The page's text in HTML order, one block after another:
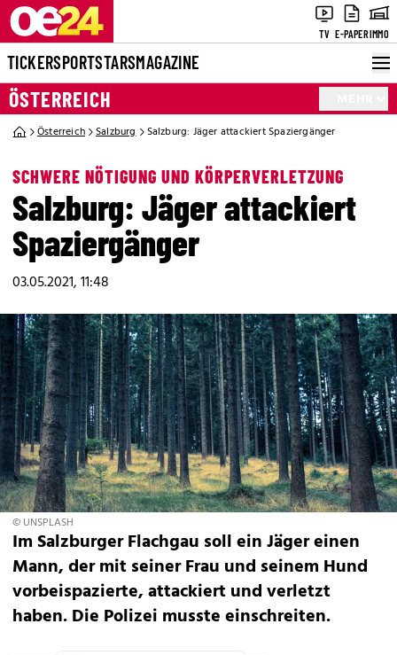
TV E-PAPERIMMO
TICKERSPORTSTARSMAGAZINE
ÖSTERREICH
Österreich Salzburg Salzburg: Jäger attackiert Spaziergänger
SCHWERE NÖTIGUNG UND KÖRPERVERLETZUNG
Salzburg: Jäger attackiert
Spaziergänger
03.05.2021, 11:48
© UNSPLASH
Im Salzburger Flachgau soll ein Jäger einen
Mann, der mit seiner Frau und seinem Hund
vorbeispazierte, attackiert und verletzt
haben. Die Polizei musste einschreiten.